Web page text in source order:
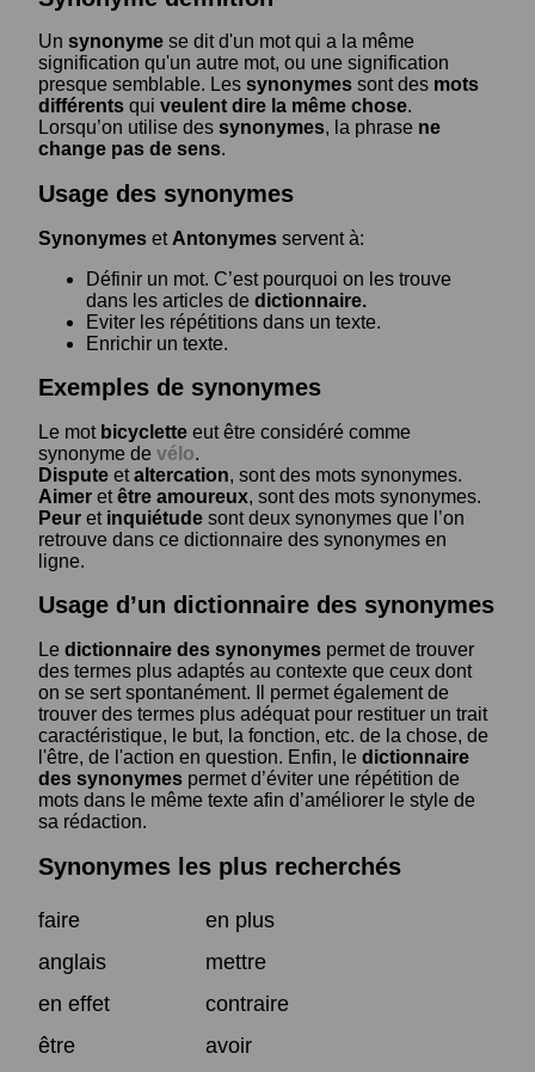
Un synonyme se dit d'un mot qui a la même
signification qu'un autre mot, ou une signification
presque semblable. Les synonymes sont des mots
différents qui veulent dire la même chose.
Lorsqu’on utilise des synonymes, la phrase ne
change pas de sens.
Usage des synonymes
Synonymes et Antonymes servent à:
Définir un mot. C’est pourquoi on les trouve
dans les articles de dictionnaire.
Eviter les répétitions dans un texte.
Enrichir un texte.
Exemples de synonymes
Le mot bicyclette eut être considéré comme
synonyme de vélo.
Dispute etaltercation, sont des mots synonymes.
Aimer etêtre amoureux, sont des mots synonymes.
Peur et inquiétude sont deux synonymes que l’on
retrouve dans ce dictionnaire des synonymes en
ligne.
Usage d’un dictionnaire des synonymes
Le dictionnaire des synonymes permet de trouver
des termes plus adaptés au contexte que ceux dont
on se sert spontanément. Il permet également de
trouver des termes plus adéquat pour restituer un trait
caractéristique, le but, la fonction, etc. de la chose, de
l'être, de l'action en question. Enfin, le dictionnaire
des synonymes permet d’éviter une répétition de
mots dans le même texte afin d’améliorer le style de
sa rédaction.
Synonymes les plus recherchés
faire
en plus
anglais
mettre
en effet
contraire
être
avoir